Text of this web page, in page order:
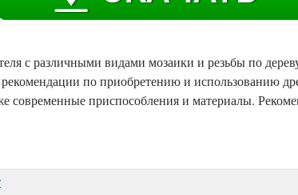
с различными видами мозаики и резьбы по
по приобретению и использованию
современные приспособления и материалы.